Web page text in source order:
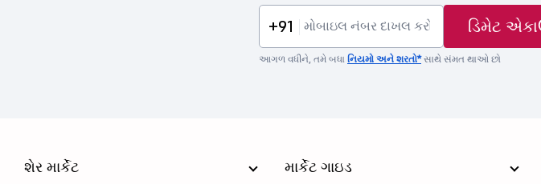
+91 ડિમેટ
આગળ વધીને, તમે બધા નિયમો અને શરતો*સાથે સંમત થાઓ છો
શેર માર્કેટ માર્કેટ ગાઇડ